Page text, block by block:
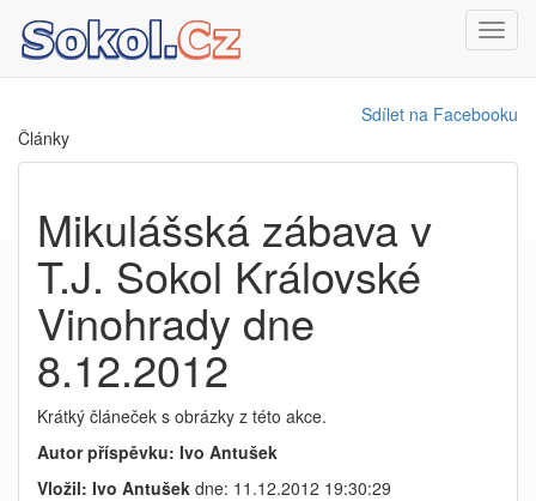
Sdílet na Facebooku
Články
Mikulášská zábava v
T.J. Sokol Královské
Vinohrady dne
8.12.2012
Krátký článeček s obrázky z této akce.
Autor příspěvku: Ivo Antušek
Vložil: Ivo Antušek dne: 11.12.2012 19:30:29